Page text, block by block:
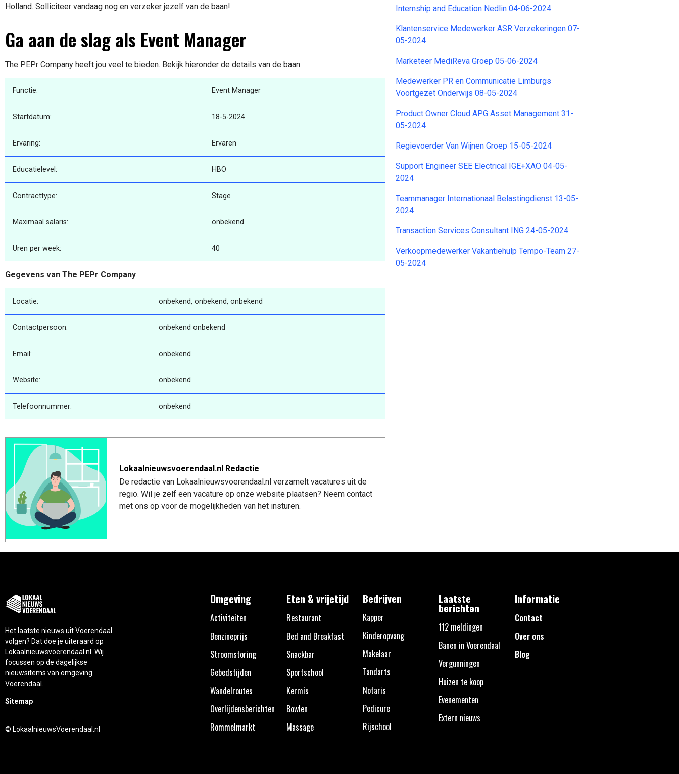
Holland. Solliciteer vandaag nog en verzeker jezelf van de baan!
Ga aan de slag als Event Manager
The PEPr Company heeft jou veel te bieden. Bekijk hieronder de details van de baan
Functie: Event Manager
Startdatum: 18-5-2024
Ervaring: Ervaren
Educatielevel: HBO
Contracttype: Stage
Maximaal salaris: onbekend
Uren per week: 40
Gegevens van The PEPr Company
Locatie: onbekend, onbekend, onbekend
Contactpersoon: onbekend onbekend
Email: onbekend
Website: onbekend
Telefoonnummer: onbekend
Lokaalnieuwsvoerendaal.nl Redactie
De redactie van Lokaalnieuwsvoerendaal.nl verzamelt vacatures uit de
regio. Wil je zelf een vacature op onze website plaatsen? Neem contact
met ons op voor de mogelijkheden van het insturen.
Internship and Education Nedlin 04-06-2024
Klantenservice Medewerker ASR Verzekeringen 07-
05-2024
Marketeer MediReva Groep 05-06-2024
Medewerker PR en Communicatie Limburgs
Voortgezet Onderwijs 08-05-2024
Product Owner Cloud APG Asset Management 31-
05-2024
Regievoerder Van Wijnen Groep 15-05-2024
Support Engineer SEE Electrical IGE+XAO 04-05-
2024
Teammanager Internationaal Belastingdienst 13-05-
2024
Transaction Services Consultant ING 24-05-2024
Verkoopmedewerker Vakantiehulp Tempo-Team 27-
05-2024
Het laatste nieuws uit Voerendaal
volgen? Dat doe je uiteraard op
Lokaalnieuwsvoerendaal.nl. Wij
focussen op de dagelijkse
nieuwsitems van omgeving
Voerendaal.
Sitemap
© LokaalnieuwsVoerendaal.nl
Omgeving
Activiteiten
Benzineprijs
Stroomstoring
Gebedstijden
Wandelroutes
Overlijdensberichten
Rommelmarkt
Eten & vrijetijd
Restaurant
Bed and Breakfast
Snackbar
Sportschool
Kermis
Bowlen
Massage
Bedrijven
Kapper
Kinderopvang
Makelaar
Tandarts
Notaris
Pedicure
Rijschool
Laatste
berichten
112 meldingen
Banen in Voerendaal
Vergunningen
Huizen te koop
Evenementen
Extern nieuws
Informatie
Contact
Over ons
Blog